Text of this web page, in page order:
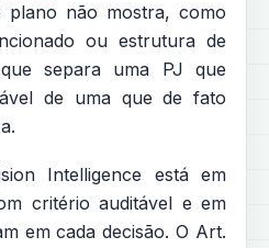
plano não mostra, como
ou estrutura de
separa uma PJ que
de uma que de fato
Intelligence está em
critério auditável e em
em cada decisão. O Art.